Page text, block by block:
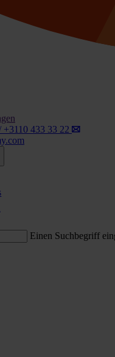
+3110 433 33 22
Einen Suchbegriff